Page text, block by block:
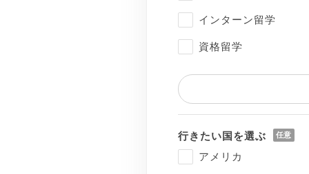
インターン留学
資格留学
行きたい国を選ぶ
アメリカ